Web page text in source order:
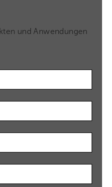
und Anwendungen